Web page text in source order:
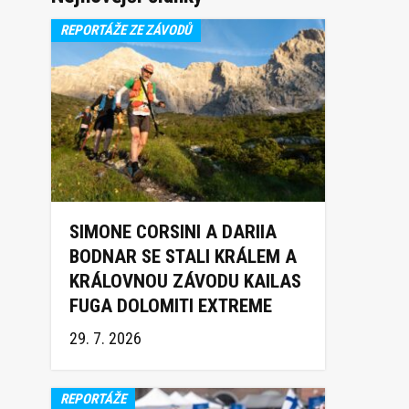
REPORTÁŽE ZE ZÁVODŮ
SIMONE CORSINI A DARIIA
BODNAR SE STALI KRÁLEM A
KRÁLOVNOU ZÁVODU KAILAS
FUGA DOLOMITI EXTREME
TRAIL 2026
29. 7. 2026
REPORTÁŽE